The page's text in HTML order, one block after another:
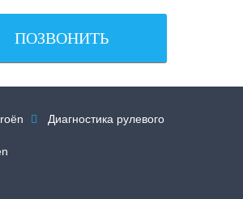
ПОЗВОНИТЬ
 Диагностика рулевого